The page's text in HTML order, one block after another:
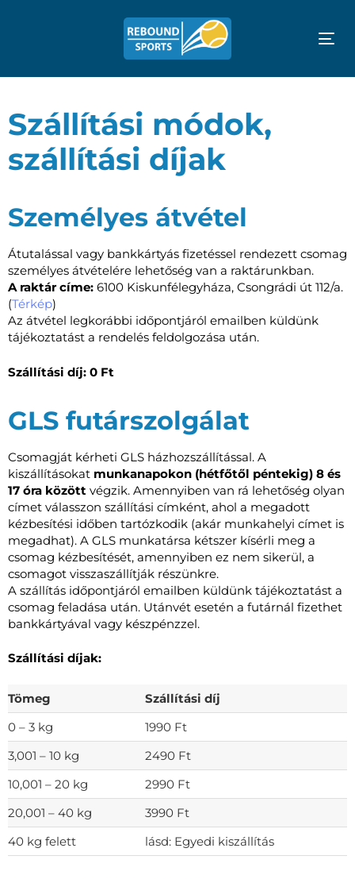
Szállítási módok,
szállítási díjak
Személyes átvétel
Átutalással vagy bankkártyás fizetéssel rendezett csomag
személyes átvételére lehetőség van a raktárunkban.
A raktár címe: 6100 Kiskunfélegyháza, Csongrádi út 112/a.
(Térkép)
Az átvétel legkorábbi időpontjáról emailben küldünk
tájékoztatást a rendelés feldolgozása után.
Szállítási díj: 0 Ft
GLS futárszolgálat
Csomagját kérheti GLS házhozszállítással. A
kiszállításokat munkanapokon (hétfőtől péntekig) 8 és
17 óra között végzik. Amennyiben van rá lehetőség olyan
címet válasszon szállítási címként, ahol a megadott
kézbesítési időben tartózkodik (akár munkahelyi címet is
megadhat). A GLS munkatársa kétszer kísérli meg a
csomag kézbesítését, amennyiben ez nem sikerül, a
csomagot visszaszállítják részünkre.
A szállítás időpontjáról emailben küldünk tájékoztatást a
csomag feladása után. Utánvét esetén a futárnál fizethet
bankkártyával vagy készpénzzel.
Szállítási díjak:
Tömeg
Szállítási díj
0 – 3 kg
1990 Ft
3,001 – 10 kg
2490 Ft
10,001 – 20 kg
2990 Ft
20,001 – 40 kg
3990 Ft
40 kg felett
lásd: Egyedi kiszállítás